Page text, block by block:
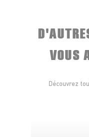
VOUS
Découvrez